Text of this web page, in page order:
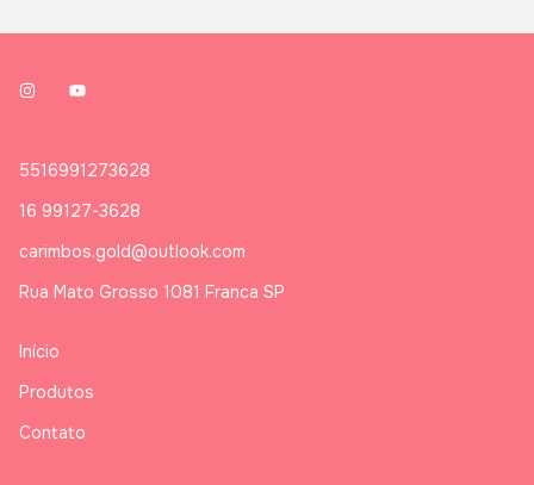
5516991273628
16 99127-3628
carimbos.gold@outlook.com
Rua Mato Grosso 1081 Franca SP
Início
Produtos
Contato